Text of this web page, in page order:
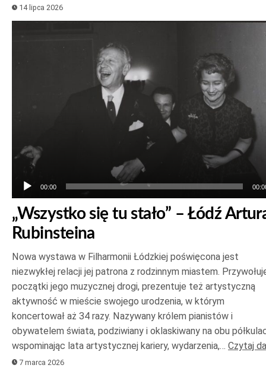
14 lipca 2026
dźwiękowych
00:00
„Wszystko się tu stało” – Łódź
Rubinsteina
Nowa wystawa w Filharmonii Łódzkiej poświęcona jest
niezwykłej relacji jej patrona z rodzinnym miastem.
początki jego muzycznej drogi, prezentuje też artystyczną
aktywność w mieście swojego urodzenia, w którym
koncertował aż 34 razy. Nazywany królem pianistów i
obywatelem świata, podziwiany i oklaskiwany na obu
wspominając lata artystycznej kariery, wydarzenia,… Czytaj
7 marca 2026